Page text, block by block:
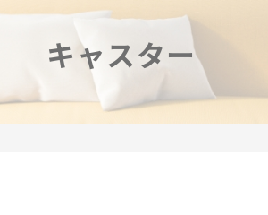
キャスター
お知らせ
コラム
川喜金物公式
川喜金物ガチ壁くん